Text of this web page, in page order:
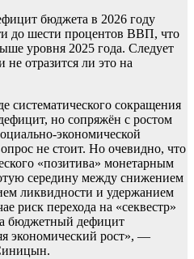
бюджета в 2026 году
до шести процентов ВВП, что
уровня 2025 года. Следует
не отразится ли это на
систематического сокращения
но сопряжён с ростом
экономической
не стоит. Но очевидно, что
«позитива» монетарным
середину между снижением
ликвидности и удержанием
риск перехода на «секвестр»
а бюджетный дефицит
экономический рост», —